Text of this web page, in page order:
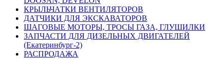
КРЫЛЬЧАТКИ ВЕНТИЛЯТОРОВ
ДАТЧИКИ ДЛЯ ЭКСКАВАТОРОВ
ШАГОВЫЕ МОТОРЫ, ТРОСЫ ГАЗА, ГЛУШИЛКИ
ЗАПЧАСТИ ДЛЯ ДИЗЕЛЬНЫХ ДВИГАТЕЛЕЙ
(Екатеринбург-2)
РАСПРОДАЖА